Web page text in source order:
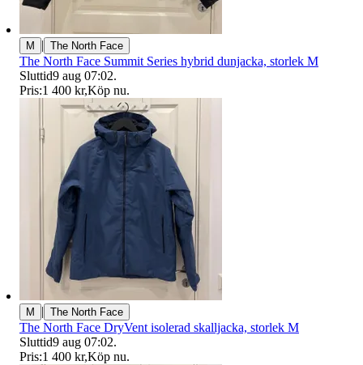
M | The North Face
The North Face Summit Series hybrid dunjacka, storlek M
Sluttid9 aug 07:02.
Pris:1 400 kr,Köp nu.
M | The North Face
The North Face DryVent isolerad skalljacka, storlek M
Sluttid9 aug 07:02.
Pris:1 400 kr,Köp nu.